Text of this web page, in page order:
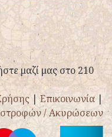
μαζί μας στο 210
|Επικοινωνία|
/ Ακυρώσεων